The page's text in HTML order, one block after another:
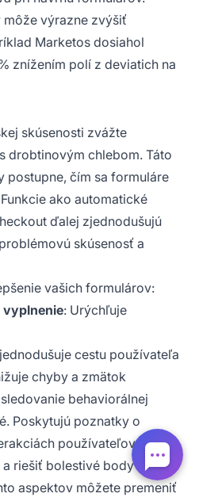
výrazne zvýšiť
Marketos dosiahol
znížením polí z deviatich na
skúsenosti zvážte
drobtinovým chlebom. Táto
postupne, čím sa formuláre
ako automatické
ďalej zjednodušujú
skúsenosť a
vašich formulárov:
vyplnenie: Urýchľuje
cestu používateľa
chyby a zmätok
behaviorálnej
Poskytujú poznatky o
používateľov,
riešiť bolestivé body
aspektov môžete premeniť